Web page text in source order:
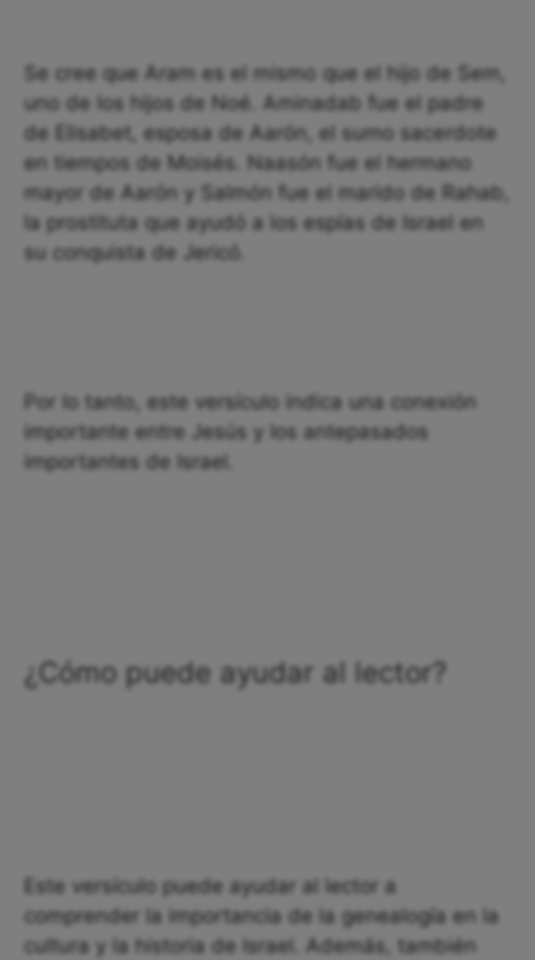
Se cree que Aram es el mismo que el hijo de Sem,
uno de los hijos de Noé. Aminadab fue el padre
de Elisabet, esposa de Aarón, el sumo sacerdote
en tiempos de Moisés. Naasón fue el hermano
mayor de Aarón y Salmón fue el marido de Rahab,
la prostituta que ayudó a los espías de Israel en
su conquista de Jericó.
Por lo tanto, este versículo indica una conexión
importante entre Jesús y los antepasados ​​
importantes de Israel.
¿Cómo puede ayudar al lector?
Este versículo puede ayudar al lector a
comprender la importancia de la genealogía en la
cultura y la historia de Israel. Además, también